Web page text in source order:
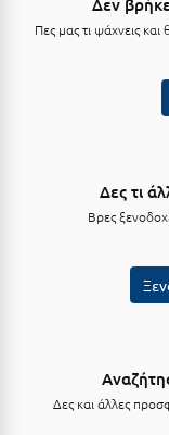
Μυστράς
Νέα Στύρα Εύβοιας
Πες μας τι ψάχνεις
Δες τι
Βρες
Δες και άλλες